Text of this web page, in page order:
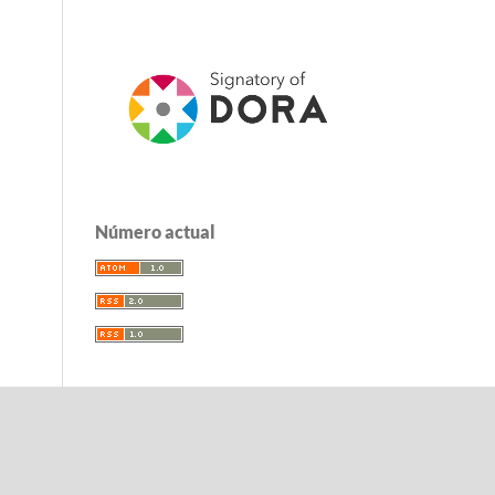
Número actual